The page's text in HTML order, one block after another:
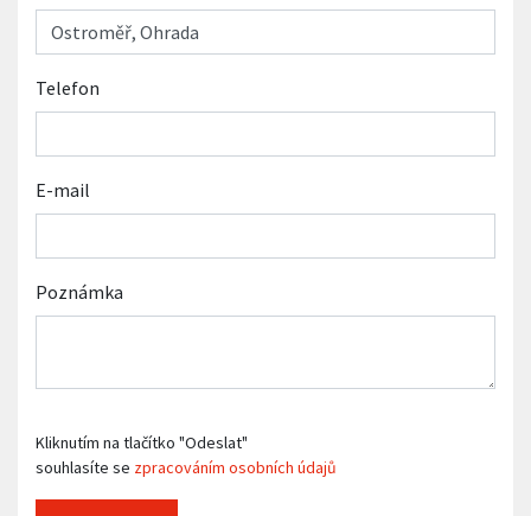
Telefon
E-mail
Poznámka
Kliknutím na tlačítko "Odeslat"
souhlasíte se zpracováním osobních údajů